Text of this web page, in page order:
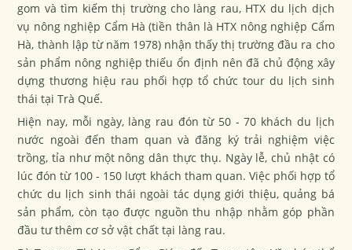
gom và tìm kiếm thị trường cho làng rau, HTX du lịch dịch
vụ nông nghiệp Cẩm Hà (tiền thân là HTX nông nghiệp Cẩm
Hà, thành lập từ năm 1978) nhận thấy thị trường đầu ra cho
sản phẩm nông nghiệp thiếu ổn định nên đã chủ động xây
dựng thương hiệu rau phối hợp tổ chức tour du lịch sinh
thái tại Trà Quế.
Hiện nay, mỗi ngày, làng rau đón từ 50 - 70 khách du lịch
nước ngoài đến tham quan và đăng ký trải nghiệm việc
trồng, tỉa như một nông dân thực thụ. Ngày lễ, chủ nhật có
lúc đón từ 100 - 150 lượt khách tham quan. Việc phối hợp tổ
chức du lịch sinh thái ngoài tác dụng giới thiệu, quảng bá
sản phẩm, còn tạo được nguồn thu nhập nhằm góp phần
đầu tư thêm cơ sở vật chất tại làng rau.